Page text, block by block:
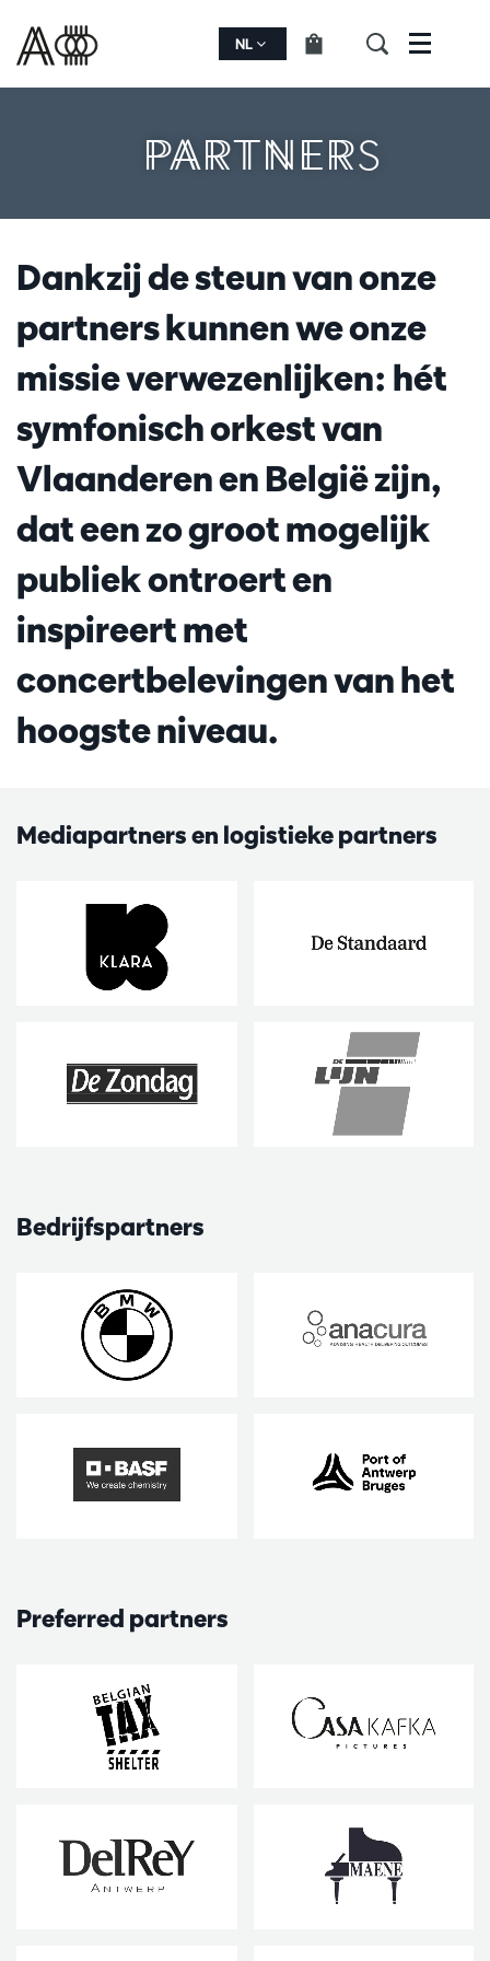
NL Menu
PARTNERS
Dankzij de steun van onze
partners kunnen we onze
missie verwezenlijken: hét
symfonisch orkest van
Vlaanderen en België zijn,
dat een zo groot mogelijk
publiek ontroert en
inspireert met
concertbelevingen van het
hoogste niveau.
Mediapartners en logistieke partners
Bedrijfspartners
Preferred partners